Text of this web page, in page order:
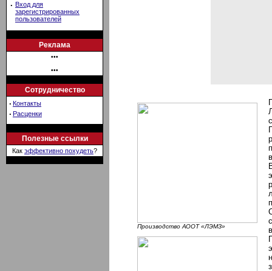
· Вход для
зарегистрированных
пользователей
Реклама
•••
•••
Сотрудничество
· Контакты
· Расценки
Полезные ссылки
Как эффективно похудеть?
Производство АООТ «ЛЭМЗ»